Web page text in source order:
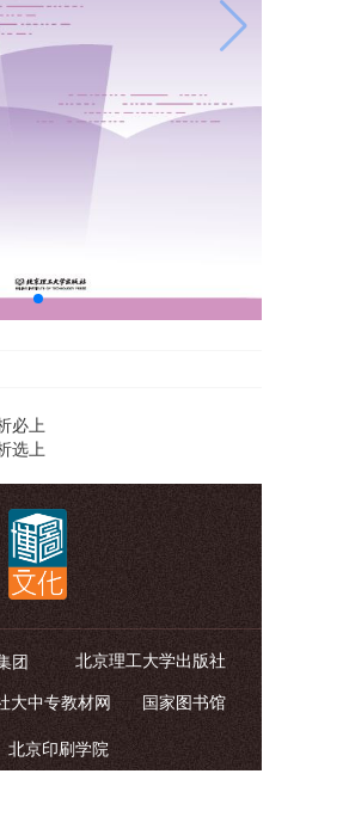
必上
选上
团 北京理工大学出版社
大中专教材网
    国家图书馆
北京印刷学院